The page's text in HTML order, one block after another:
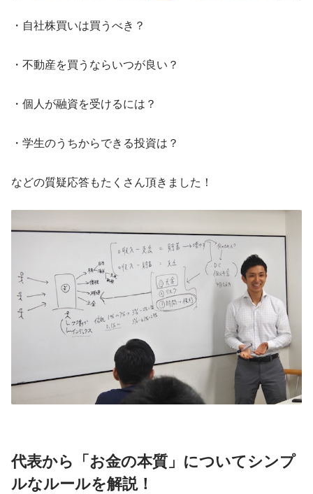
・自社株買いは買うべき？
・不動産を買うならいつが良い？
・個人が融資を受けるには？
・学生のうちからできる投資は？
などの質疑応答もたくさん頂きました！
代表から「お金の本質」についてシンプ
ルなルールを解説！